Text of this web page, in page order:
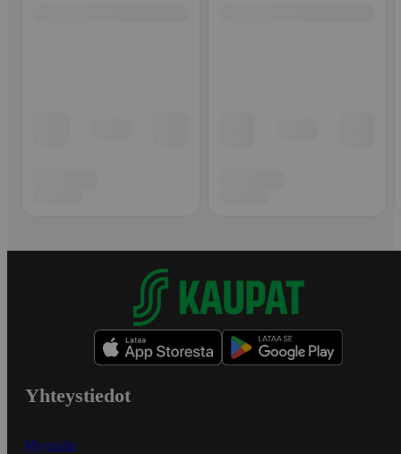
Yhteystiedot
Myymälät